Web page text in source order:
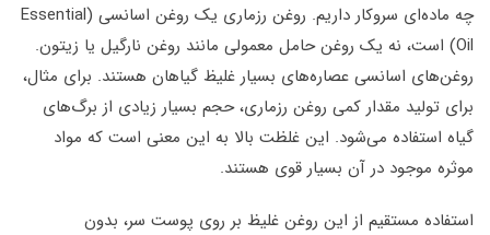
چه ماده‌ای سروکار داریم. روغن رزماری یک روغن اسانسی (Essential
Oil) است، نه یک روغن حامل معمولی مانند روغن نارگیل یا زیتون.
روغن‌های اسانسی عصاره‌های بسیار غلیظ گیاهان هستند. برای مثال،
برای تولید مقدار کمی روغن رزماری، حجم بسیار زیادی از برگ‌های
گیاه استفاده می‌شود. این غلظت بالا به این معنی است که مواد
موثره موجود در آن بسیار قوی هستند.
استفاده مستقیم از این روغن غلیظ بر روی پوست سر، بدون